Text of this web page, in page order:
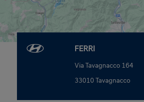
FERRI
Via Tavagnacco 164
33010 Tavagnacco